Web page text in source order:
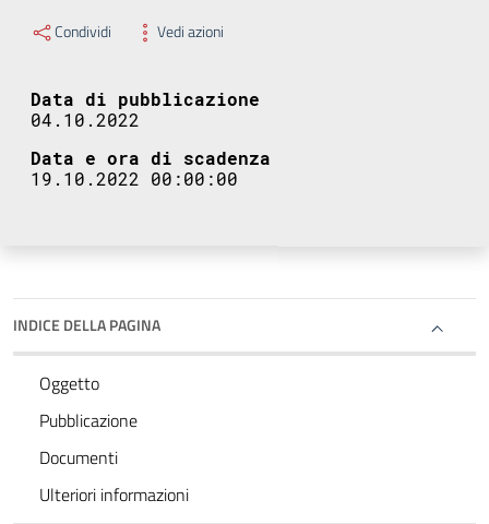
Condividi Vedi azioni
Data di pubblicazione
04.10.2022
Data e ora di scadenza
19.10.2022 00:00:00
INDICE DELLA PAGINA
Oggetto
Pubblicazione
Documenti
Ulteriori informazioni